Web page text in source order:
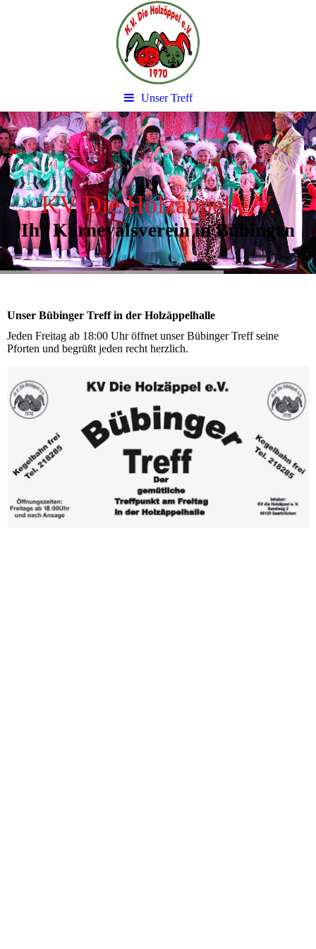
Unser Treff
KV Die Holzäppel e.V.
Ihr Karnevalsverein in Bübingen
Unser Bübinger Treff in der Holzäppelhalle
Jeden Freitag ab 18:00 Uhr öffnet unser Bübinger Treff seine
Pforten und begrüßt jeden recht herzlich.